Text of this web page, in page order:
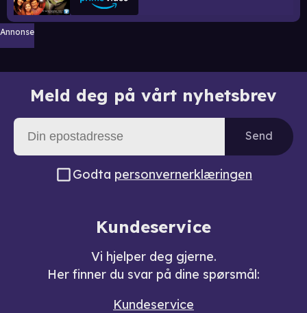
Annonse
Meld deg på vårt nyhetsbrev
Send
Godta personvernerklæringen
Kundeservice
Vi hjelper deg gjerne.
Her finner du svar på dine spørsmål:
Kundeservice